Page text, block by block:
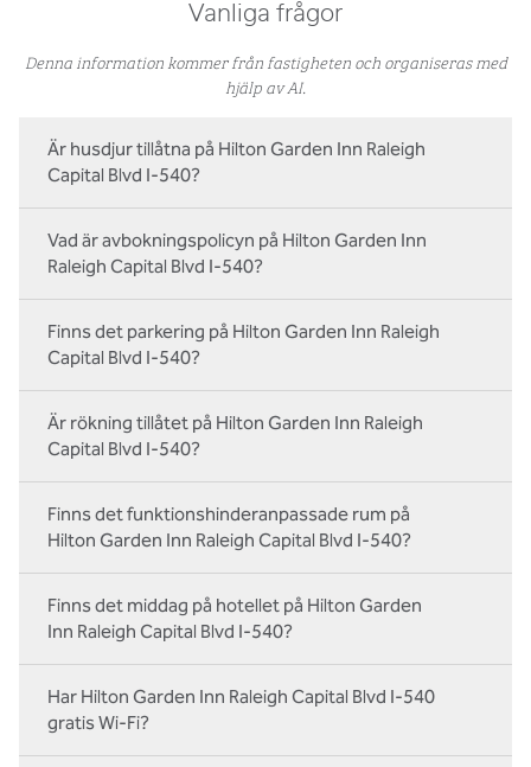
Vanliga frågor
Denna information kommer från fastigheten och organiseras med
hjälp av AI.
Är husdjur tillåtna på Hilton Garden Inn Raleigh
Capital Blvd I-540?
Vad är avbokningspolicyn på Hilton Garden Inn
Raleigh Capital Blvd I-540?
Finns det parkering på Hilton Garden Inn Raleigh
Capital Blvd I-540?
Är rökning tillåtet på Hilton Garden Inn Raleigh
Capital Blvd I-540?
Finns det funktionshinderanpassade rum på
Hilton Garden Inn Raleigh Capital Blvd I-540?
Finns det middag på hotellet på Hilton Garden
Inn Raleigh Capital Blvd I-540?
Har Hilton Garden Inn Raleigh Capital Blvd I-540
gratis Wi-Fi?